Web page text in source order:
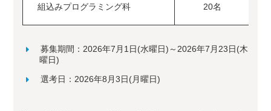
組込みプログラミング科 20名
募集期間：2026年7月1日(水曜日)～2026年7月23日(木
曜日)
選考日：2026年8月3日(月曜日)